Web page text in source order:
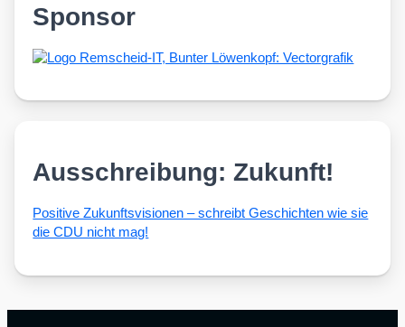
Sponsor
Ausschreibung: Zukunft!
Posi­ti­ve Zukunfts­vi­sio­nen – schreibt Geschich­ten wie sie
die CDU nicht mag!